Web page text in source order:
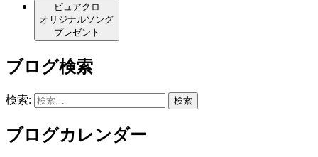
ピュアクロ
オリジナルソング
プレゼント
ブログ検索
検索:
ブログカレンダー